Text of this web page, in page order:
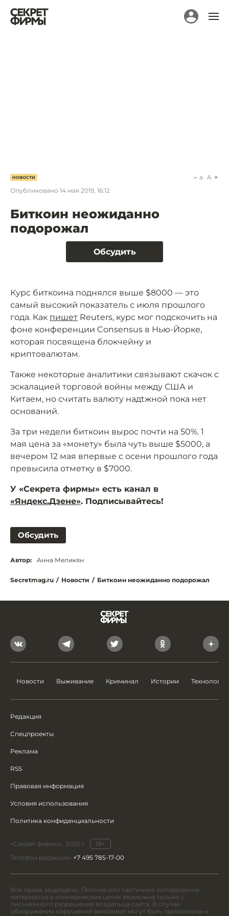
НОВОСТИ
Опубликовано 14 мая 2019, 16:12
a A
Биткоин неожиданно
подорожал
Обсудить
Курс биткоина поднялся выше $8000 — это
самый высокий показатель с июля прошлого
года. Как пишет Reuters, курс мог подскочить на
фоне конференции Consensus в Нью-Йорке,
которая посвящена блокчейну и
криптовалютам.
Также некоторые аналитики связывают скачок с
эскалацией торговой войны между США и
Китаем, но считать валюту надtжной пока нет
оснований.
За три недели биткоин вырос почти на 50%. 1
мая цена за «монету» была чуть выше $5000, а
вечером 12 мая впервые с осени прошлого года
превысила отметку в $7000.
У «Секрета фирмы» есть канал в
«Яндекс.Дзене». Подписывайтесь!
Обсудить
Автор: Анна Меликян
Secretmag.ru / Новости / Биткоин неожиданно подорожал
Новости Выживание Криминал Истории Технологии
Редакция
Спецпроекты
Реклама
RSS
Правовая информация
Условия использования
Политика конфиденциальности
«Секрет фирмы», 2026 г.
18+
Телефон редакции: +7 495 785-17-00
Все права защищены. Полное или частичное копирование
материалов в коммерческих целях возможно только с
письменного разрешения владельца сайта. В случае
обнаружения нарушений виновные могут быть привлечены к